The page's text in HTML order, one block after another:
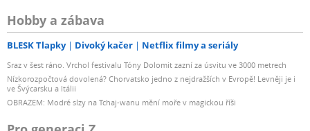
Hobby a zábava
BLESK Tlapky Divoký kačer Netflix filmy a seriály
Sraz v šest ráno. Vrchol festivalu Tóny Dolomit zazní za úsvitu ve 3000 metrech
Nízkorozpočtová dovolená? Chorvatsko jedno z nejdražších v Evropě! Levněji je i
ve Švýcarsku a Itálii
OBRAZEM: Modré slzy na Tchaj-wanu mění moře v magickou říši